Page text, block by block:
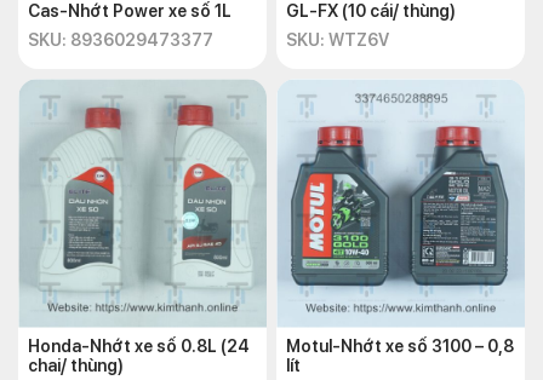
Cas-Nhớt Power xe số 1L
SKU: 8936029473377
GL-FX (10 cái/ thùng)
SKU: WTZ6V
Honda-Nhớt xe số 0.8L (24
chai/ thùng)
Motul-Nhớt xe số 3100 – 0,8
lít